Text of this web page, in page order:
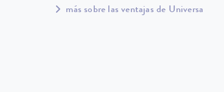
más sobre las ventajas de Universa